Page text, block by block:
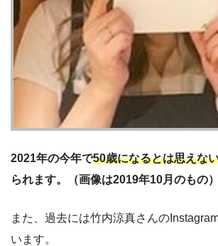
2021年の今年で50歳になるとは思えな
られます。（画像は2019年10月のもの）
また、過去には竹内涼真さんの
います。